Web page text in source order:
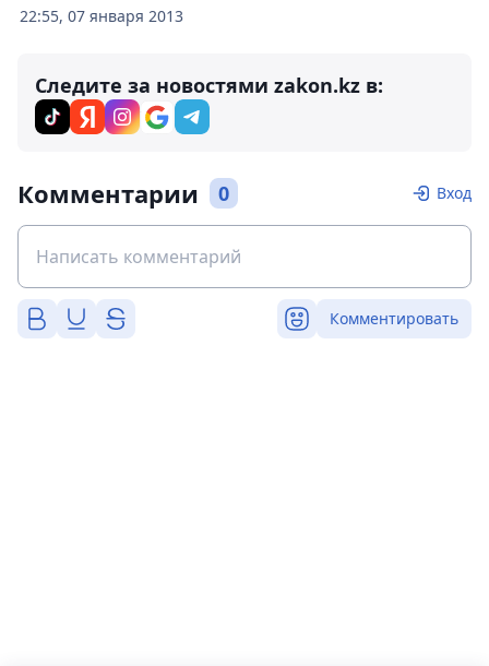
22:55, 07 января 2013
Следите за новостями zakon.kz в:
Комментарии 0 Вход
Комментировать